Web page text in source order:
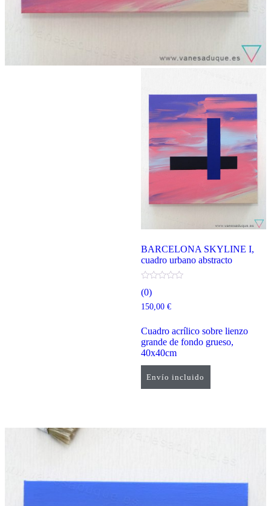
Envío incluido
BARCELONA SKYLINE I,
cuadro urbano abstracto
(0)
150,00 €
Cuadro acrílico sobre lienzo
grande de fondo grueso,
40x40cm
Añadir al carrito